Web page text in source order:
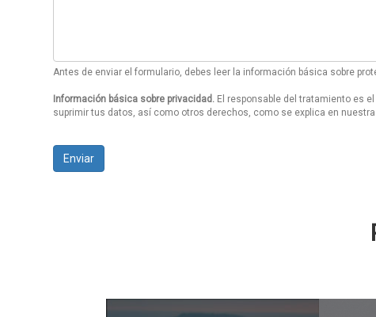
Antes de enviar el formulario, debes leer la información básica sobre
Información básica sobre privacidad. El responsable del tratamiento es
suprimir tus datos, así como otros derechos, como se explica en nuestra
Enviar